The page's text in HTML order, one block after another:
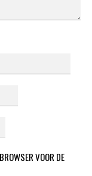
VOOR DE